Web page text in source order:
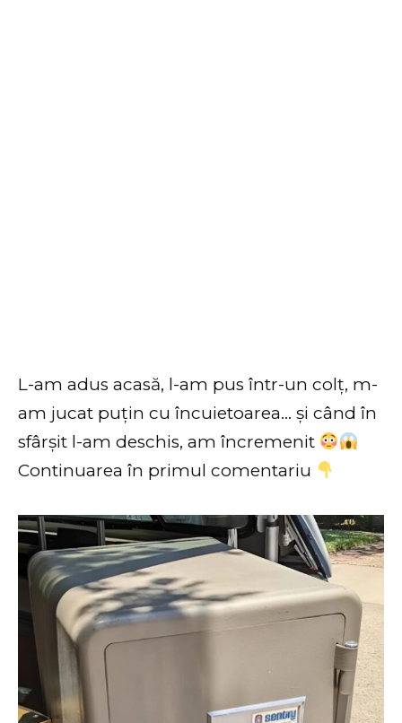
L-am adus acasă, l-am pus într-un colț, m-
am jucat puțin cu încuietoarea… și când în
sfârșit l-am deschis, am încremenit
Continuarea în primul comentariu